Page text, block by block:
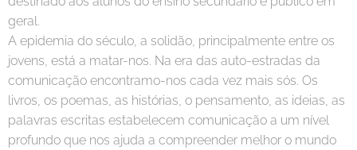
geral.
A epidemia do século, a solidão, principalmente entre os
jovens, está a matar-nos. Na era das auto-estradas da
comunicação encontramo-nos cada vez mais sós. Os
livros, os poemas, as histórias, o pensamento, as ideias, as
palavras escritas estabelecem comunicação a um nível
profundo que nos ajuda a compreender melhor o mundo